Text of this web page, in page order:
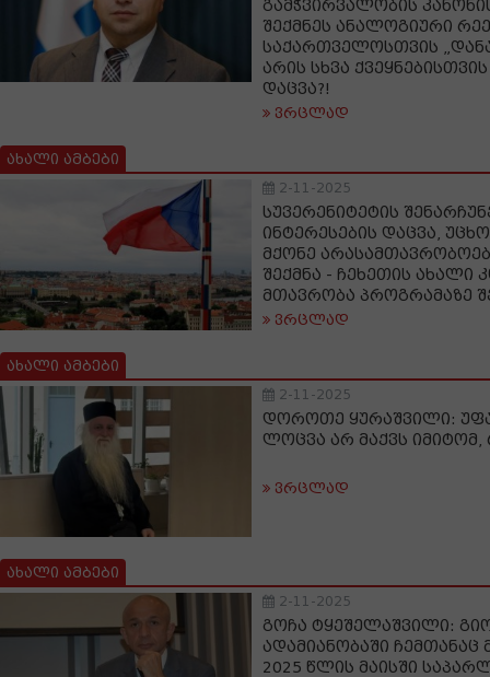
გამჭვირვალობის
შექმნეს ანალოგიური
საქართველოსთვის
არის სხვა
დაცვა?!
ვრცლად
ახალი ამბები
2-11-2025
სუვერენიტეტის
ინტერესების დაცვა,
მქონე
შექმნა - ჩეხეთის ახალი
მთავრობა პროგრამაზე
ვრცლად
ახალი ამბები
2-11-2025
დოროთე ყურაშვილი:
ლოცვა არ მაქვს
ვრცლად
ახალი ამბები
2-11-2025
გოჩა ტყეშელაშვილი:
ადამიანობაში ჩემთანაც
2025 წლის მაისში